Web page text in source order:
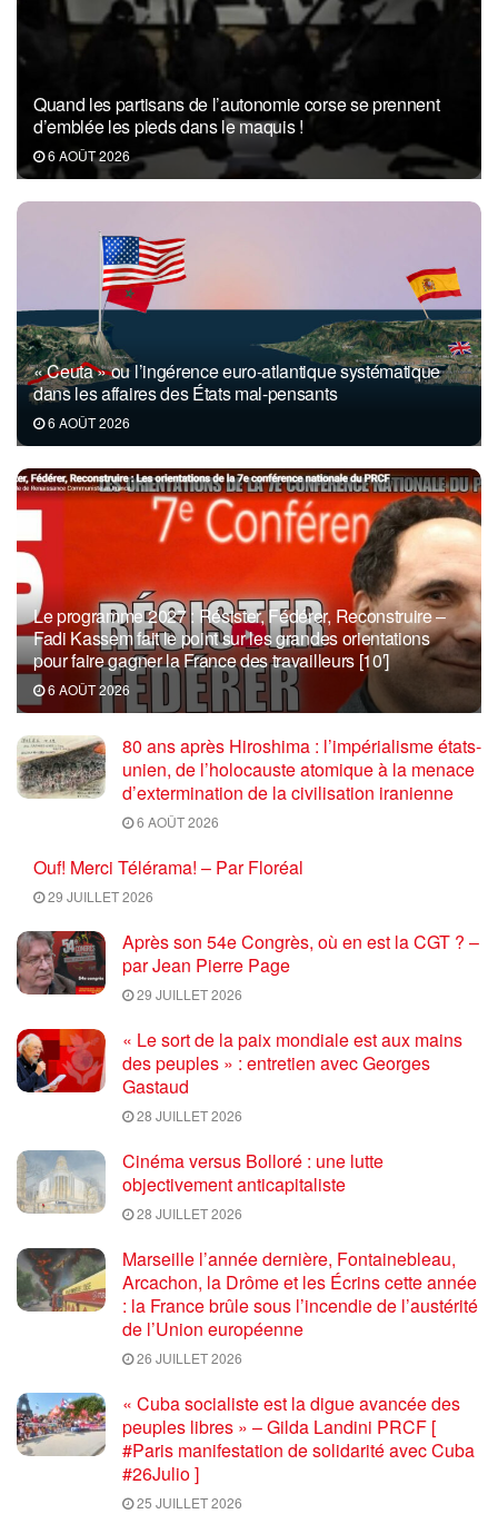
Quand les partisans de l’autonomie corse se prennent
d’emblée les pieds dans le maquis !
6 AOÛT 2026
« Ceuta » ou l’ingérence euro-atlantique systématique
dans les affaires des États mal-pensants
6 AOÛT 2026
Le programme 2027 : Résister, Fédérer, Reconstruire –
Fadi Kassem fait le point sur les grandes orientations
pour faire gagner la France des travailleurs [10′]
6 AOÛT 2026
80 ans après Hiroshima : l’impérialisme états-
unien, de l’holocauste atomique à la menace
d’extermination de la civilisation iranienne
6 AOÛT 2026
Ouf! Merci Télérama! – Par Floréal
29 JUILLET 2026
Après son 54e Congrès, où en est la CGT ? –
par Jean Pierre Page
29 JUILLET 2026
« Le sort de la paix mondiale est aux mains
des peuples » : entretien avec Georges
Gastaud
28 JUILLET 2026
Cinéma versus Bolloré : une lutte
objectivement anticapitaliste
28 JUILLET 2026
Marseille l’année dernière, Fontainebleau,
Arcachon, la Drôme et les Écrins cette année
: la France brûle sous l’incendie de l’austérité
de l’Union européenne
26 JUILLET 2026
« Cuba socialiste est la digue avancée des
peuples libres » – Gilda Landini PRCF [
#Paris manifestation de solidarité avec Cuba
#26Julio ]
25 JUILLET 2026